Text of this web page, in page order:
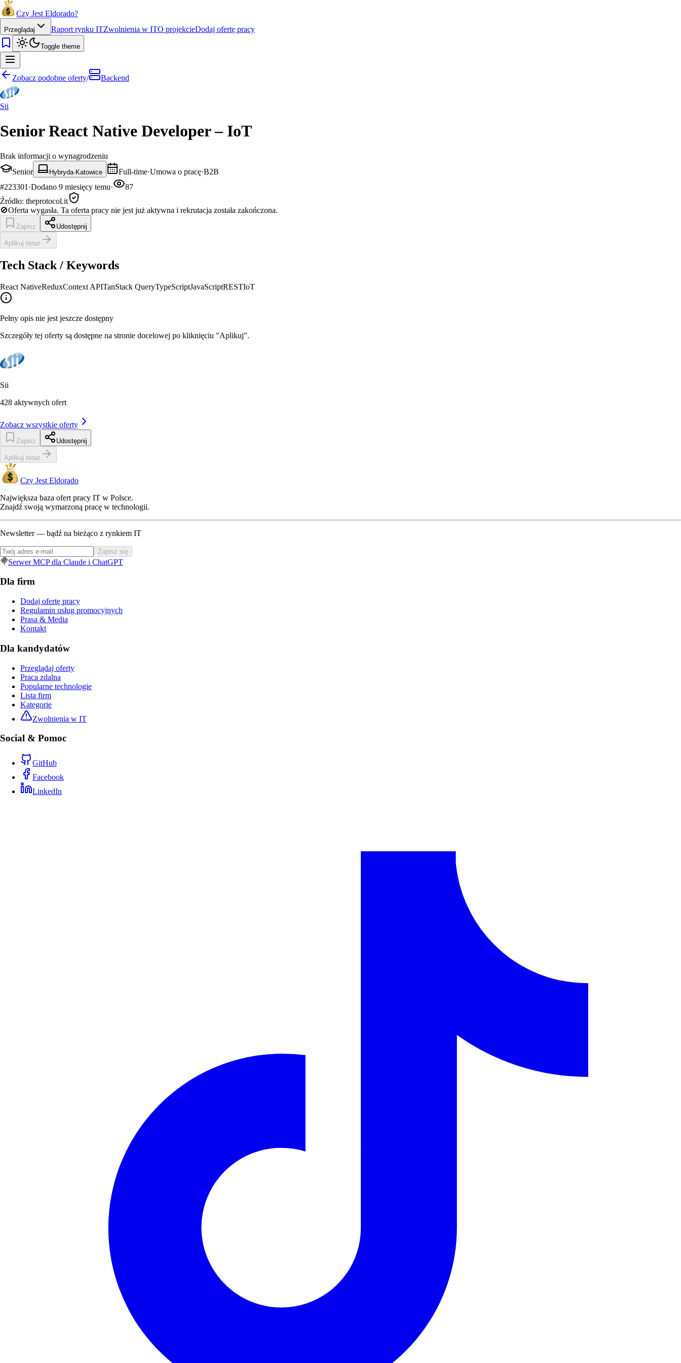
Czy Jest Eldorado?
Przeglądaj Raport rynku ITZwolnienia w ITO projekcieDodaj ofertę pracy
Toggle theme
Zobacz podobne oferty/ Backend
Sii
Senior React Native Developer – IoT
Brak informacji o wynagrodzeniu
Senior
Hybryda· Katowice Full-time·Umowa o pracę·B2B
#223301 ·Dodano 9 miesięcy temu·
87
Źródło: theprotocol.it
🚫Oferta wygasła. Ta oferta pracy nie jest już aktywna i rekrutacja została zakończona.
Zapisz Udostępnij
Aplikuj teraz
Tech Stack / Keywords
React NativeReduxContext APITanStack QueryTypeScriptJavaScriptRESTIoT
Pełny opis nie jest jeszcze dostępny
Szczegóły tej oferty są dostępne na stronie docelowej po kliknięciu "Aplikuj".
Sii
428 aktywnych ofert
Zobacz wszystkie oferty
Zapisz Udostępnij
Aplikuj teraz
Czy Jest Eldorado
Największa baza ofert pracy IT w Polsce.
Znajdź swoją wymarzoną pracę w technologii.
Newsletter — bądź na bieżąco z rynkiem IT
Zapisz się
Serwer MCP dla Claude i ChatGPT
Dla firm
Dodaj ofertę pracy
Regulamin usług promocyjnych
Prasa & Media
Kontakt
Dla kandydatów
Przeglądaj oferty
Praca zdalna
Popularne technologie
Lista firm
Kategorie
Zwolnienia w IT
Social & Pomoc
GitHub
Facebook
LinkedIn